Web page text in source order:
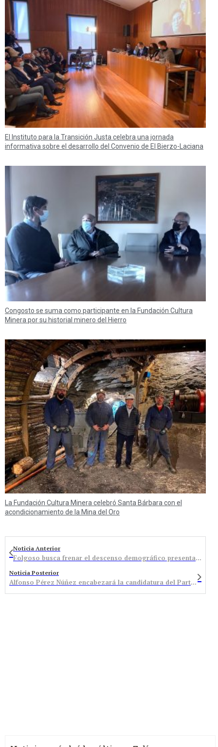
El Instituto para la Transición Justa celebra una jornada
informativa sobre el desarrollo del Convenio de El Bierzo-Laciana
Congosto se suma como participante en la Fundación Cultura
Minera por su historial minero del Hierro
La Fundación Cultura Minera celebró Santa Bárbara con el
acondicionamiento de la Mina del Oro
Noticia Anterior
Folgoso busca frenar el descenso demográfico presentando las ventajas de vivir en el municipio
Noticia Posterior
Alfonso Pérez Núñez encabezará la candidatura del Partido Popular en Castropodame